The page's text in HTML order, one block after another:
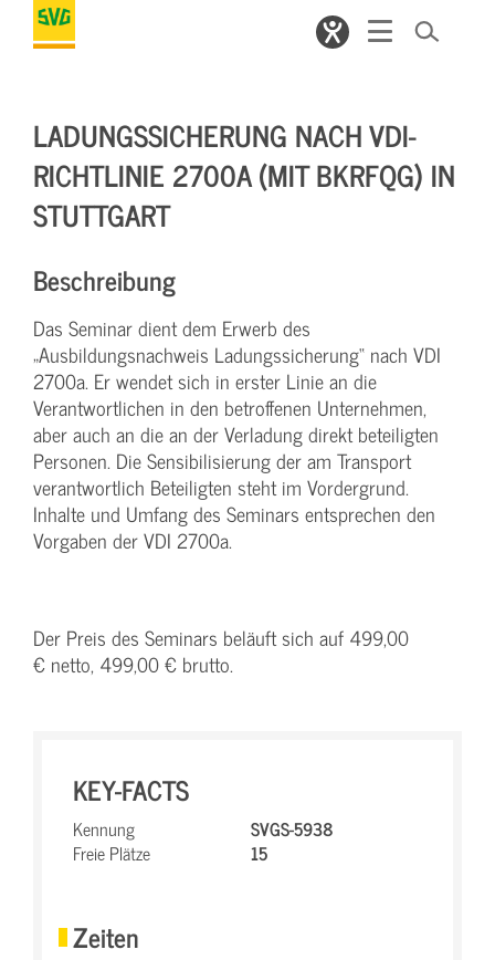
LADUNGSSICHERUNG NACH VDI-
RICHTLINIE 2700A (MIT BKRFQG) IN
STUTTGART
Beschreibung
Das Seminar dient dem Erwerb des
„Ausbildungsnachweis Ladungssicherung“ nach VDI
2700a. Er wendet sich in erster Linie an die
Verantwortlichen in den betroffenen Unternehmen,
aber auch an die an der Verladung direkt beteiligten
Personen. Die Sensibilisierung der am Transport
verantwortlich Beteiligten steht im Vordergrund.
Inhalte und Umfang des Seminars entsprechen den
Vorgaben der VDI 2700a.
Der Preis des Seminars beläuft sich auf 499,00
€ netto, 499,00 € brutto.
KEY-FACTS
Kennung
SVGS-5938
Freie Plätze
15
Zeiten